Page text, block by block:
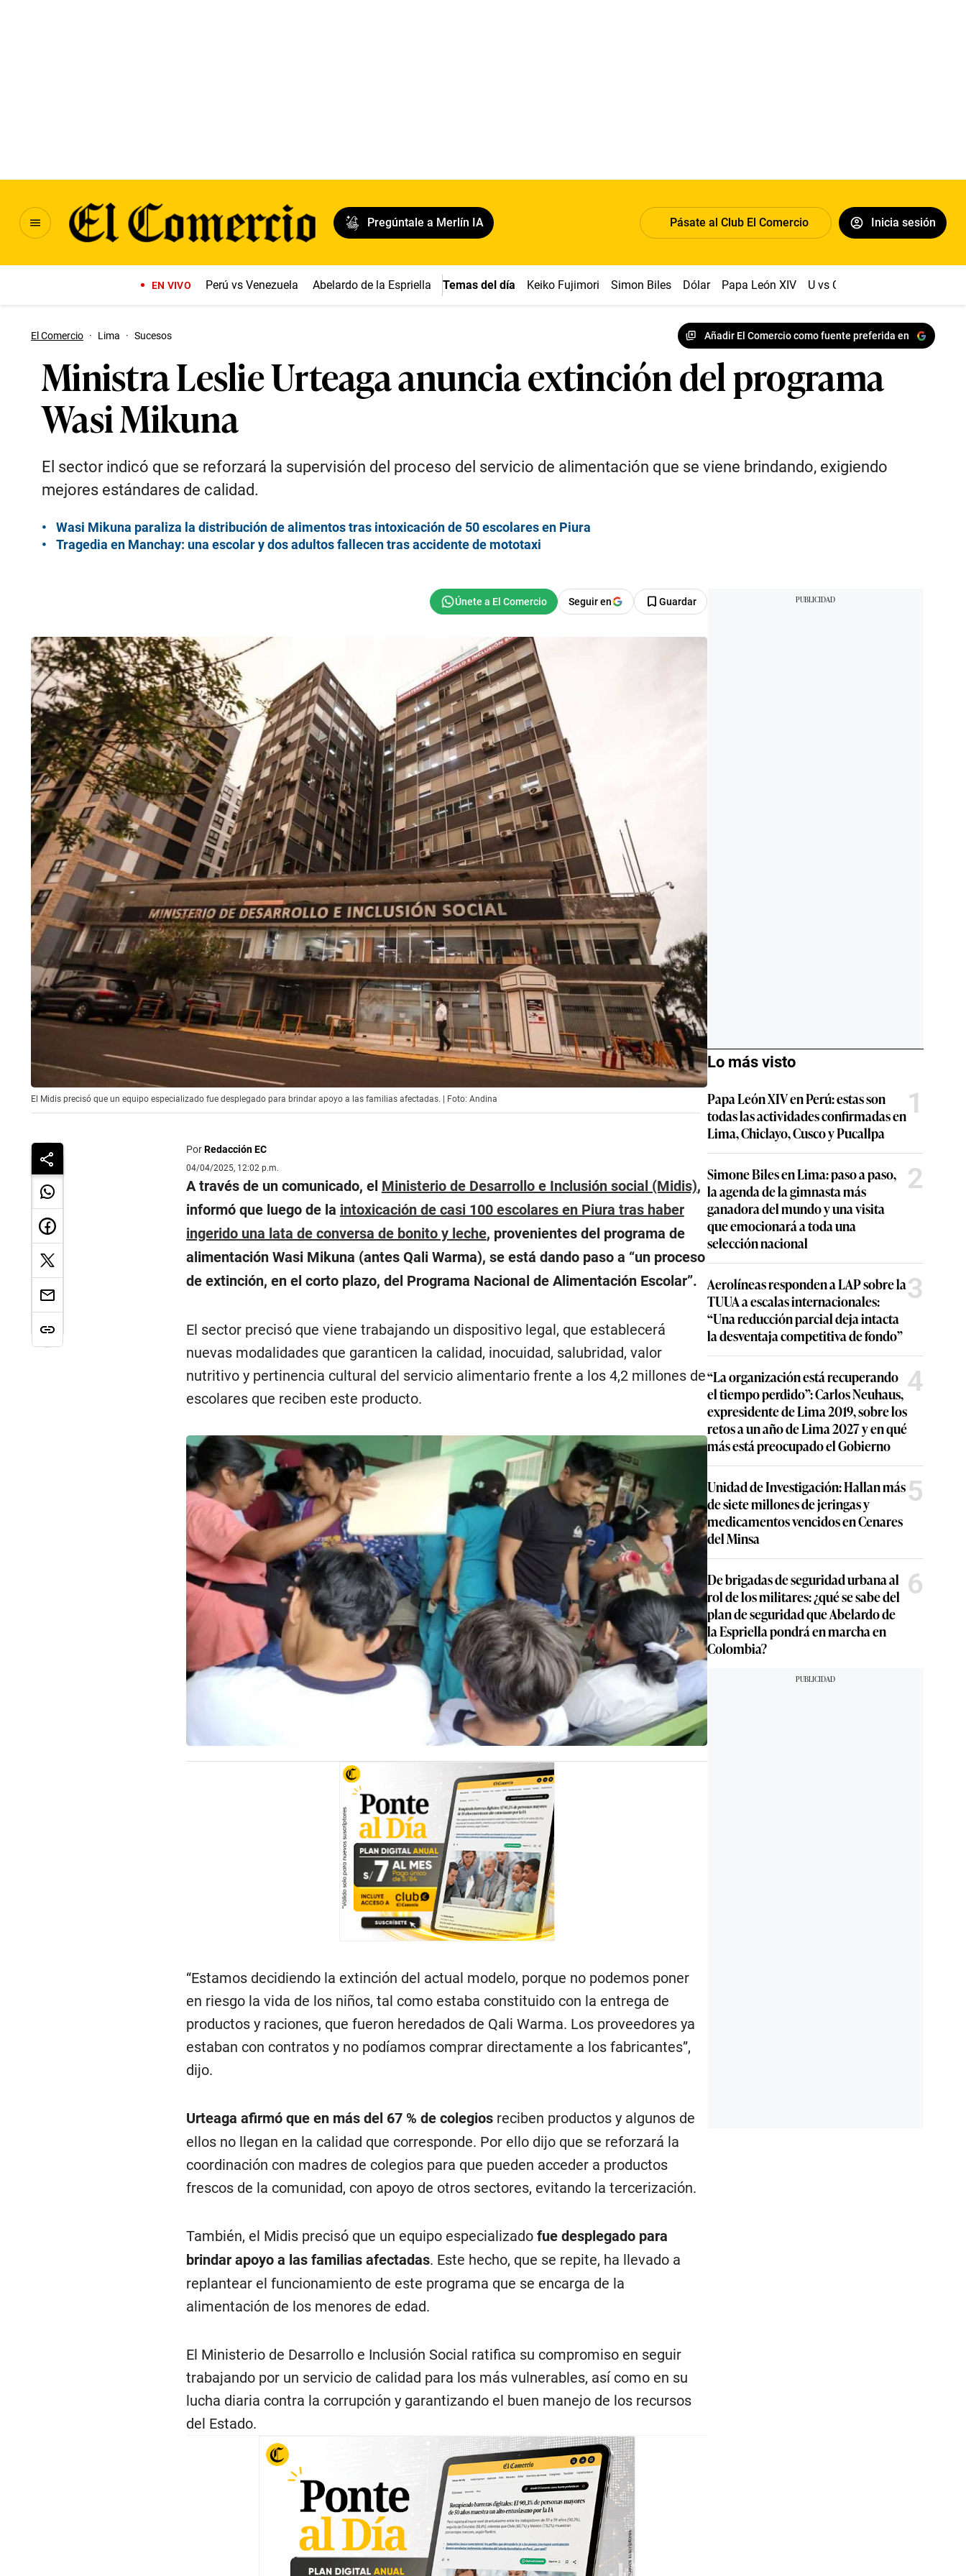
Pregúntale a Merlín IA Pásate al Club El Comercio Inicia sesión
EN VIVO Perú vs Venezuela Abelardo de la Espriella Temas del día Keiko Fujimori Simon Biles Dólar Papa León XIV U vs Cristal
El Comercio · Lima · Sucesos Añadir El Comercio como fuente preferida en
Ministra Leslie Urteaga anuncia extinción del programa
Wasi Mikuna
El sector indicó que se reforzará la supervisión del proceso del servicio de alimentación que se viene brindando, exigiendo
mejores estándares de calidad.
Wasi Mikuna paraliza la distribución de alimentos tras intoxicación de 50 escolares en Piura
Tragedia en Manchay: una escolar y dos adultos fallecen tras accidente de mototaxi
Seguir en Guardar
El Midis precisó que un equipo especializado fue desplegado para brindar apoyo a las familias afectadas. | Foto: Andina
PorRedacción EC
04/04/2025, 12:02 p.m.
A través de un comunicado, el Ministerio de Desarrollo e Inclusión social (Midis),
informó que luego de la intoxicación de casi 100 escolares en Piura tras haber
ingerido una lata de conversa de bonito y leche, provenientes del programa de
alimentación Wasi Mikuna (antes Qali Warma), se está dando paso a “un proceso
de extinción, en el corto plazo, del Programa Nacional de Alimentación Escolar”.
El sector precisó que viene trabajando un dispositivo legal, que establecerá
nuevas modalidades que garanticen la calidad, inocuidad, salubridad, valor
nutritivo y pertinencia cultural del servicio alimentario frente a los 4,2 millones de
escolares que reciben este producto.
“Estamos decidiendo la extinción del actual modelo, porque no podemos poner
en riesgo la vida de los niños, tal como estaba constituido con la entrega de
productos y raciones, que fueron heredados de Qali Warma. Los proveedores ya
estaban con contratos y no podíamos comprar directamente a los fabricantes”,
dijo.
Urteaga afirmó que en más del 67 % de colegiosreciben productos y algunos de
ellos no llegan en la calidad que corresponde. Por ello dijo que se reforzará la
coordinación con madres de colegios para que pueden acceder a productos
frescos de la comunidad, con apoyo de otros sectores, evitando la tercerización.
También, el Midis precisó que un equipo especializado fue desplegado para
brindar apoyo a las familias afectadas. Este hecho, que se repite, ha llevado a
replantear el funcionamiento de este programa que se encarga de la
alimentación de los menores de edad.
El Ministerio de Desarrollo e Inclusión Social ratifica su compromiso en seguir
trabajando por un servicio de calidad para los más vulnerables, así como en su
lucha diaria contra la corrupción y garantizando el buen manejo de los recursos
del Estado.
Lo más visto
Papa León XIV en Perú: estas son
todas las actividades confirmadas en
Lima, Chiclayo, Cusco y Pucallpa
1
Simone Biles en Lima: paso a paso,
la agenda de la gimnasta más
ganadora del mundo y una visita
que emocionará a toda una
selección nacional
2
Aerolíneas responden a LAP sobre la
TUUA a escalas internacionales:
“Una reducción parcial deja intacta
la desventaja competitiva de fondo”
3
“La organización está recuperando
el tiempo perdido”: Carlos Neuhaus,
expresidente de Lima 2019, sobre los
retos a un año de Lima 2027 y en qué
más está preocupado el Gobierno
4
Unidad de Investigación: Hallan más
de siete millones de jeringas y
medicamentos vencidos en Cenares
del Minsa
5
De brigadas de seguridad urbana al
rol de los militares: ¿qué se sabe del
plan de seguridad que Abelardo de
la Espriella pondrá en marcha en
Colombia?
6